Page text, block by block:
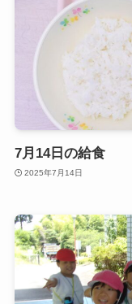
7月14日の給食
2025年7月14日